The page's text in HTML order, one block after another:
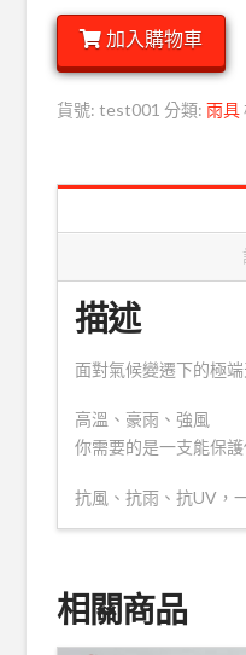
黃】
RAINSTORY
氣
象
抗
加入購物車
貨號:test001 分類:雨具
描述
面對氣候變遷下的極
高溫、豪雨、強風
你需要的是一支能保
抗風、抗雨、抗UV，
相關商品